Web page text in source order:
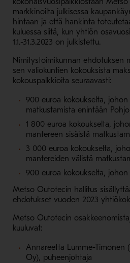
markkinoilta julkisessa
hintaan ja että hankinta
kuluessa siitä, kun yhtiön
1.1.-31.3.2023 on julkistettu.
Nimitystoimikunnan ehdotuksen
sen valiokuntien kokouksista
kokouspalkkioita seuraavasti:
900 euroa kokoukselta,
matkustamista enintään
1 800 euroa kokoukselta,
mantereen sisäistä
3 000 euroa kokoukselta,
mantereiden välistä
900 euroa kokoukselta,
Metso Outotecin hallitus
ehdotukset vuoden 2023
Metso Outotecin
kuuluvat:
Annareetta Lumme-Timonen
Oy), puheenjohtaja